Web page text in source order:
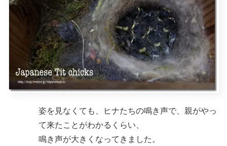
姿を見なくても、ヒナたちの鳴き声で、親がやっ
て来たことがわかるくらい、
鳴き声が大きくなってきました。